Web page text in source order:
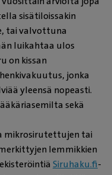
sisätiloissakin
tai valvottuna
luikahtaa ulos
on kissan
jonka
yleensä nopeasti.
sekä
mikrosirutettujen tai
lemmikkien
Siruhaku.fi-